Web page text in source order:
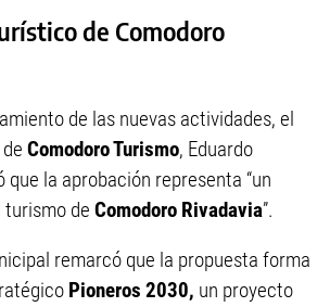
de Comodoro
de las nuevas actividades, el
Comodoro Turismo, Eduardo
que la aprobación representa “un
turismo de Comodoro Rivadavia”.
remarcó que la propuesta forma
Pioneros 2030, un proyecto